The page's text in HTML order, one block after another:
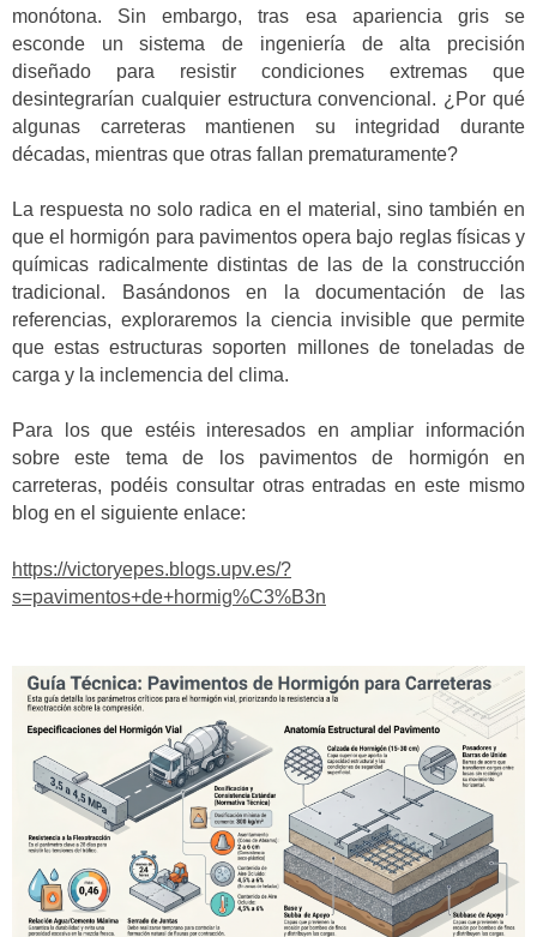
monótona. Sin embargo, tras esa apariencia gris se
esconde un sistema de ingeniería de alta precisión
diseñado para resistir condiciones extremas que
desintegrarían cualquier estructura convencional. ¿Por qué
algunas carreteras mantienen su integridad durante
décadas, mientras que otras fallan prematuramente?
La respuesta no solo radica en el material, sino también en
que el hormigón para pavimentos opera bajo reglas físicas y
químicas radicalmente distintas de las de la construcción
tradicional. Basándonos en la documentación de las
referencias, exploraremos la ciencia invisible que permite
que estas estructuras soporten millones de toneladas de
carga y la inclemencia del clima.
Para los que estéis interesados en ampliar información
sobre este tema de los pavimentos de hormigón en
carreteras, podéis consultar otras entradas en este mismo
blog en el siguiente enlace:
https://victoryepes.blogs.upv.es/?
s=pavimentos+de+hormig%C3%B3n